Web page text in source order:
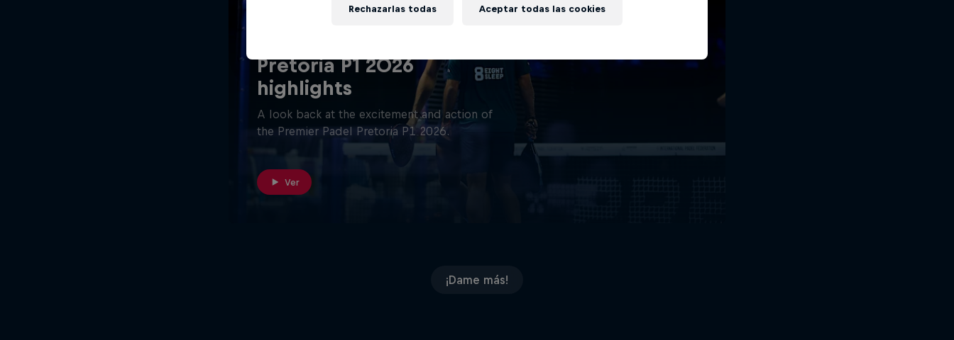
Pretoria P1 2026
highlights
A look back at the excitement and action of
the Premier Padel Pretoria P1 2026.
Ver
¡Dame más!
Rechazarlas todas Aceptar todas las cookies